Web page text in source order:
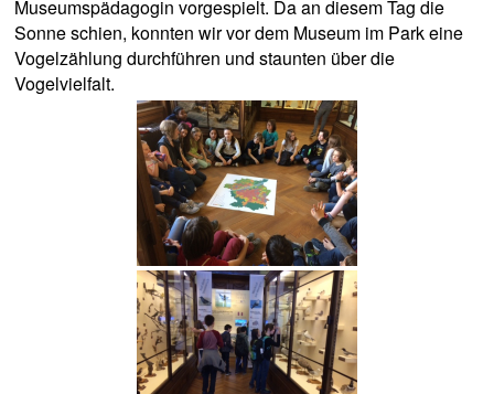
Museumspädagogin vorgespielt. Da an diesem Tag die
Sonne schien, konnten wir vor dem Museum im Park eine
Vogelzählung durchführen und staunten über die
Vogelvielfalt.